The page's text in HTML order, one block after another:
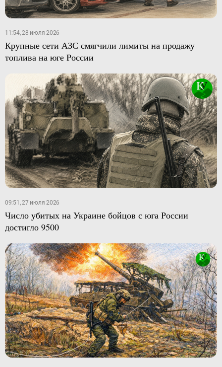
11:54, 28 июля 2026
Крупные сети АЗС смягчили лимиты на продажу
топлива на юге России
09:51, 27 июля 2026
Число убитых на Украине бойцов с юга России
достигло 9500